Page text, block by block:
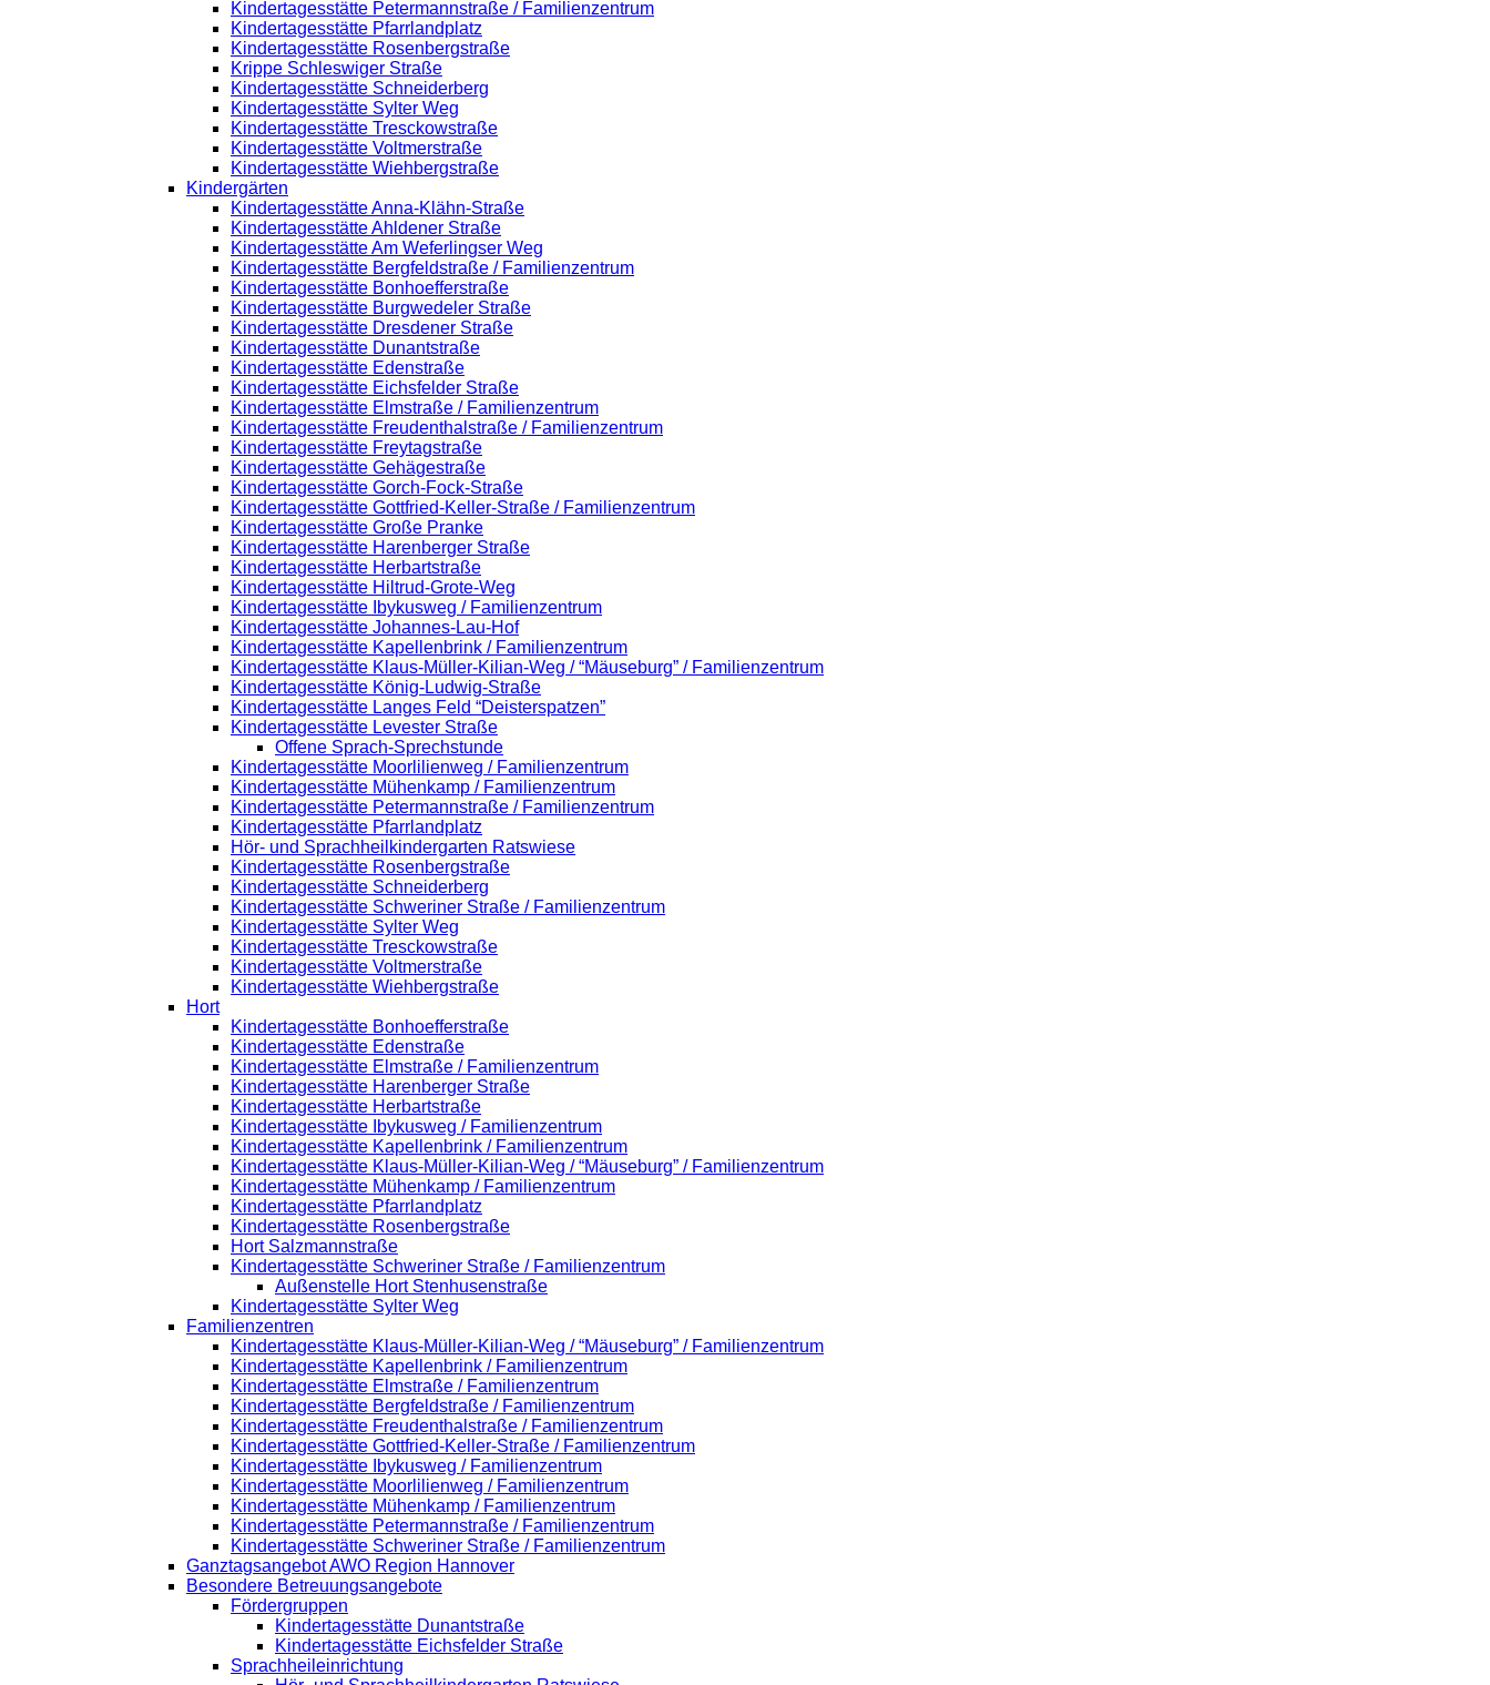
Kindertagesstätte Petermannstraße / Familienzentrum
Kindertagesstätte Pfarrlandplatz
Kindertagesstätte Rosenbergstraße
Krippe Schleswiger Straße
Kindertagesstätte Schneiderberg
Kindertagesstätte Sylter Weg
Kindertagesstätte Tresckowstraße
Kindertagesstätte Voltmerstraße
Kindertagesstätte Wiehbergstraße
Kindergärten
Kindertagesstätte Anna-Klähn-Straße
Kindertagesstätte Ahldener Straße
Kindertagesstätte Am Weferlingser Weg
Kindertagesstätte Bergfeldstraße / Familienzentrum
Kindertagesstätte Bonhoefferstraße
Kindertagesstätte Burgwedeler Straße
Kindertagesstätte Dresdener Straße
Kindertagesstätte Dunantstraße
Kindertagesstätte Edenstraße
Kindertagesstätte Eichsfelder Straße
Kindertagesstätte Elmstraße / Familienzentrum
Kindertagesstätte Freudenthalstraße / Familienzentrum
Kindertagesstätte Freytagstraße
Kindertagesstätte Gehägestraße
Kindertagesstätte Gorch-Fock-Straße
Kindertagesstätte Gottfried-Keller-Straße / Familienzentrum
Kindertagesstätte Große Pranke
Kindertagesstätte Harenberger Straße
Kindertagesstätte Herbartstraße
Kindertagesstätte Hiltrud-Grote-Weg
Kindertagesstätte Ibykusweg / Familienzentrum
Kindertagesstätte Johannes-Lau-Hof
Kindertagesstätte Kapellenbrink / Familienzentrum
Kindertagesstätte Klaus-Müller-Kilian-Weg / “Mäuseburg” / Familienzentrum
Kindertagesstätte König-Ludwig-Straße
Kindertagesstätte Langes Feld “Deisterspatzen”
Kindertagesstätte Levester Straße
Offene Sprach-Sprechstunde
Kindertagesstätte Moorlilienweg / Familienzentrum
Kindertagesstätte Mühenkamp / Familienzentrum
Kindertagesstätte Petermannstraße / Familienzentrum
Kindertagesstätte Pfarrlandplatz
Hör- und Sprachheilkindergarten Ratswiese
Kindertagesstätte Rosenbergstraße
Kindertagesstätte Schneiderberg
Kindertagesstätte Schweriner Straße / Familienzentrum
Kindertagesstätte Sylter Weg
Kindertagesstätte Tresckowstraße
Kindertagesstätte Voltmerstraße
Kindertagesstätte Wiehbergstraße
Hort
Kindertagesstätte Bonhoefferstraße
Kindertagesstätte Edenstraße
Kindertagesstätte Elmstraße / Familienzentrum
Kindertagesstätte Harenberger Straße
Kindertagesstätte Herbartstraße
Kindertagesstätte Ibykusweg / Familienzentrum
Kindertagesstätte Kapellenbrink / Familienzentrum
Kindertagesstätte Klaus-Müller-Kilian-Weg / “Mäuseburg” / Familienzentrum
Kindertagesstätte Mühenkamp / Familienzentrum
Kindertagesstätte Pfarrlandplatz
Kindertagesstätte Rosenbergstraße
Hort Salzmannstraße
Kindertagesstätte Schweriner Straße / Familienzentrum
Außenstelle Hort Stenhusenstraße
Kindertagesstätte Sylter Weg
Familienzentren
Kindertagesstätte Klaus-Müller-Kilian-Weg / “Mäuseburg” / Familienzentrum
Kindertagesstätte Kapellenbrink / Familienzentrum
Kindertagesstätte Elmstraße / Familienzentrum
Kindertagesstätte Bergfeldstraße / Familienzentrum
Kindertagesstätte Freudenthalstraße / Familienzentrum
Kindertagesstätte Gottfried-Keller-Straße / Familienzentrum
Kindertagesstätte Ibykusweg / Familienzentrum
Kindertagesstätte Moorlilienweg / Familienzentrum
Kindertagesstätte Mühenkamp / Familienzentrum
Kindertagesstätte Petermannstraße / Familienzentrum
Kindertagesstätte Schweriner Straße / Familienzentrum
Ganztagsangebot AWO Region Hannover
Besondere Betreuungsangebote
Fördergruppen
Kindertagesstätte Dunantstraße
Kindertagesstätte Eichsfelder Straße
Sprachheileinrichtung